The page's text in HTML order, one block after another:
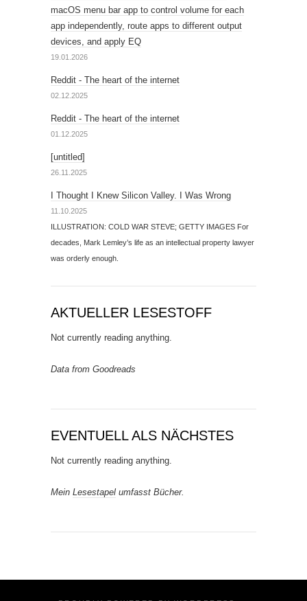
macOS menu bar app to control volume for each
app independently, route apps to different output
devices, and apply EQ
19.01.2026
Reddit - The heart of the internet
02.12.2025
Reddit - The heart of the internet
01.12.2025
[untitled]
26.11.2025
I Thought I Knew Silicon Valley. I Was Wrong
11.10.2025
ILLUSTRATION: COLD WAR STEVE; GETTY IMAGES For
decades, Mark Lemley’s life as an intellectual property lawyer
was orderly enough.
AKTUELLER LESESTOFF
Not currently reading anything.
Data from Goodreads
EVENTUELL ALS NÄCHSTES
Not currently reading anything.
Mein Lesestapel umfasst Bücher.